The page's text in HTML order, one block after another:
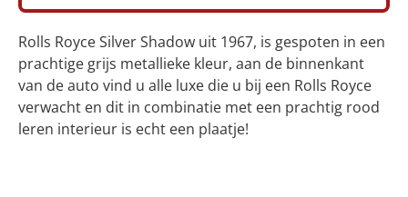
Rolls Royce Silver Shadow uit 1967, is gespoten in een
prachtige grijs metallieke kleur, aan de binnenkant
van de auto vind u alle luxe die u bij een Rolls Royce
verwacht en dit in combinatie met een prachtig rood
leren interieur is echt een plaatje!